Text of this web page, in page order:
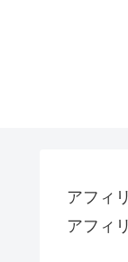
アフィ
アフィ